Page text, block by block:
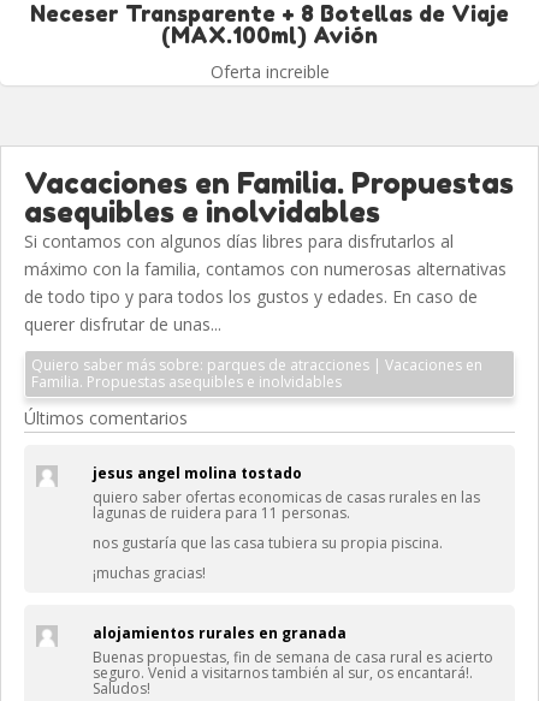
Neceser Transparente + 8 Botellas de Viaje
(MAX.100ml) Avión
Oferta increible
Vacaciones en Familia. Propuestas
asequibles e inolvidables
Si contamos con algunos días libres para disfrutarlos al
máximo con la familia, contamos con numerosas alternativas
de todo tipo y para todos los gustos y edades. En caso de
querer disfrutar de unas...
Quiero saber más sobre: parques de atracciones | Vacaciones en
Familia. Propuestas asequibles e inolvidables
Últimos comentarios
jesus angel molina tostado
quiero saber ofertas economicas de casas rurales en las
lagunas de ruidera para 11 personas.
nos gustaría que las casa tubiera su propia piscina.
¡muchas gracias!
alojamientos rurales en granada
Buenas propuestas, fin de semana de casa rural es acierto
seguro. Venid a visitarnos también al sur, os encantará!.
Saludos!